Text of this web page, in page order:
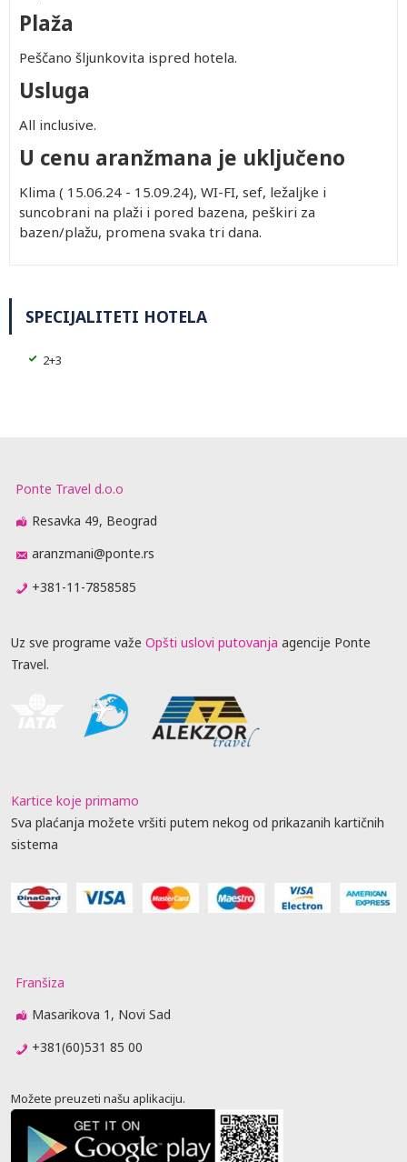
Plaža
Peščano šljunkovita ispred hotela.
Usluga
All inclusive.
U cenu aranžmana je uključeno
Klima ( 15.06.24 - 15.09.24), WI-FI, sef, ležaljke i
suncobrani na plaži i pored bazena, peškiri za
bazen/plažu, promena svaka tri dana.
SPECIJALITETI HOTELA
2+3
Ponte Travel d.o.o
Resavka 49, Beograd
aranzmani@ponte.rs
+381-11-7858585
Uz sve programe važe Opšti uslovi putovanja agencije Ponte
Travel.
Kartice koje primamo
Sva plaćanja možete vršiti putem nekog od prikazanih kartičnih
sistema
Franšiza
Masarikova 1, Novi Sad
+381(60)531 85 00
Možete preuzeti našu aplikaciju.